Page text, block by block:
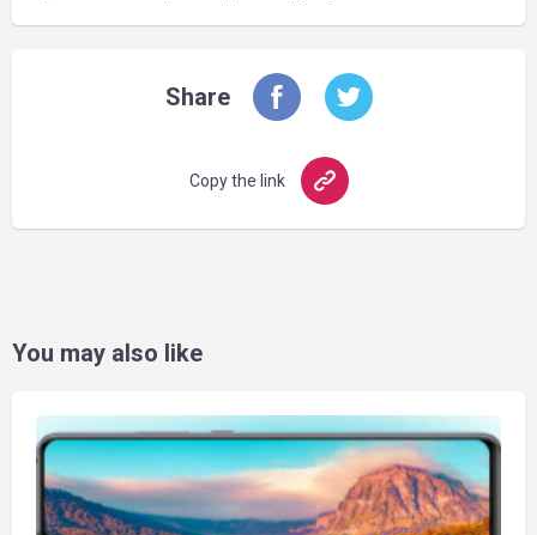
Share
Copy the link
You may also like